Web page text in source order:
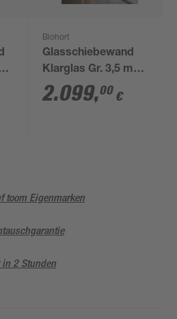
Biohort
Glasschiebewand
Klarglas Gr. 3,5 m
weiß
2.099,00 €
toom Eigenmarken
2 Stunden